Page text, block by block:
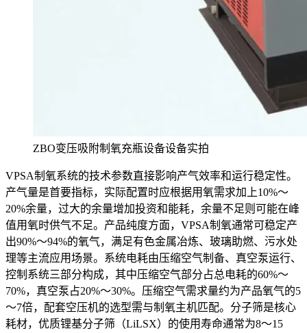
ZBO变压吸附制氧充瓶设备设备实拍
VPSA制氧系统的技术参数直接影响产气效率和运行稳定性。
产气量是首要指标，实际配置时应根据用氧需求加上10%～
20%余量，过大的余量增加投资和能耗，余量不足则可能在峰
值用氧时供气不足。产品纯度方面，VPSA制氧通常可稳定产
出90%～94%的氧气，满足有色金属冶炼、玻璃助燃、污水处
理等主流应用场景。系统电耗由压缩空气制备、真空泵运行、
控制系统三部分构成，其中压缩空气部分占总电耗的60%～
70%，真空泵占20%～30%。压缩空气需求量约为产品氧气的5
～7倍，配套空压机的选型需与制氧主机匹配。分子筛是核心
耗材，优质锂基分子筛（LiLSX）的使用寿命通常为8～15